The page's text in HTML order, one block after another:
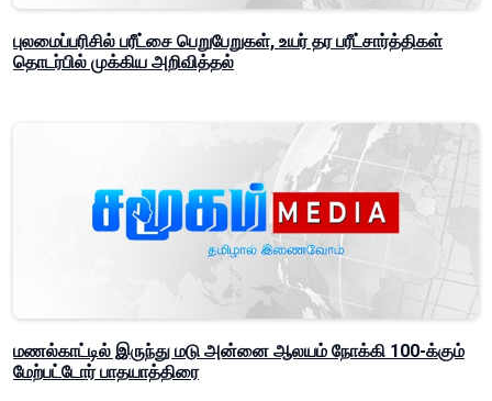
புலமைப்பரிசில் பரீட்சை பெறுபேறுகள், உயர் தர பரீட்சார்த்திகள்
தொடர்பில் முக்கிய அறிவித்தல்
மணல்காட்டில் இருந்து மடு அன்னை ஆலயம் நோக்கி 100-க்கும்
மேற்பட்டோர் பாதயாத்திரை